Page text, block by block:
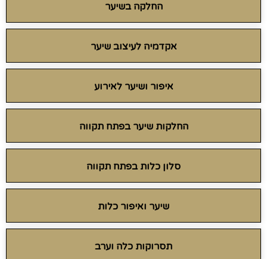
החלקה בשיער
אקדמיה לעיצוב שיער
איפור ושיער לאירוע
החלקות שיער בפתח תקווה
סלון כלות בפתח תקווה
שיער ואיפור כלות
תסרוקות כלה וערב